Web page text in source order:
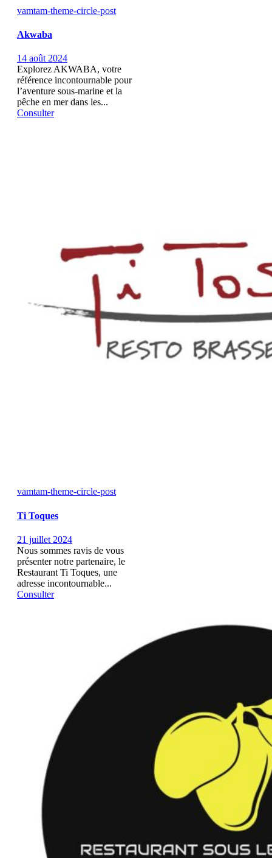
vamtam-theme-circle-post
Akwaba
14 août 2024
Explorez AKWABA, votre
référence incontournable pour
l’aventure sous-marine et la
pêche en mer dans les...
Consulter
vamtam-theme-circle-post
Ti Toques
21 juillet 2024
Nous sommes ravis de vous
présenter notre partenaire, le
Restaurant Ti Toques, une
adresse incontournable...
Consulter